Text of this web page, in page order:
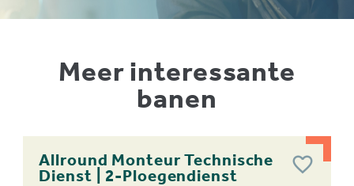
Meer interessante
banen
Allround Monteur Technische
Dienst | 2-Ploegendienst